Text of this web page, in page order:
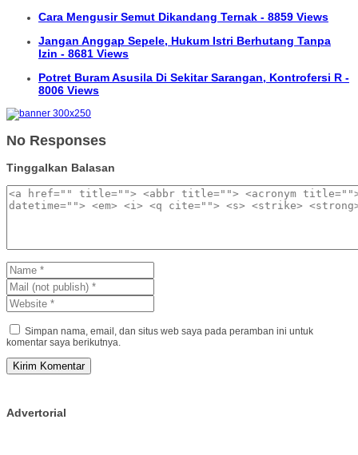
Cara Mengusir Semut Dikandang Ternak - 8859 Views
Jangan Anggap Sepele, Hukum Istri Berhutang Tanpa
Izin - 8681 Views
Potret Buram Asusila Di Sekitar Sarangan, Kontrofersi R -
8006 Views
No Responses
Tinggalkan Balasan
Simpan nama, email, dan situs web saya pada peramban ini untuk
komentar saya berikutnya.
Advertorial